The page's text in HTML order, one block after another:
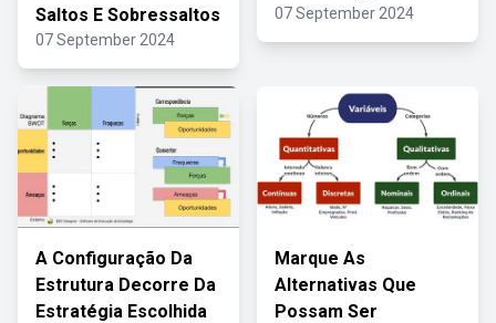
Saltos E Sobressaltos
07 September 2024
07 September 2024
A Configuração Da
Estrutura Decorre Da
Estratégia Escolhida
Marque As
Alternativas Que
Possam Ser